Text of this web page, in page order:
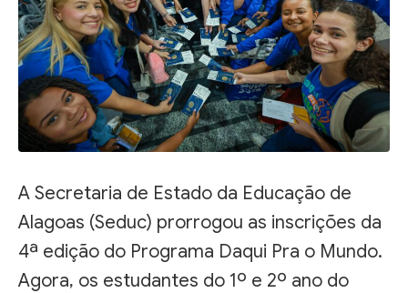
A Secretaria de Estado da Educação de
Alagoas (Seduc) prorrogou as inscrições da
4ª edição do Programa Daqui Pra o Mundo.
Agora, os estudantes do 1º e 2º ano do